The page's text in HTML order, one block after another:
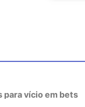
para vício em bets